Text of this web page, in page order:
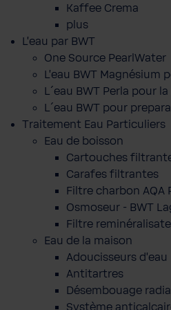
Kaffee Crema
plus
L'eau par BWT
One Source PearlWater
L’eau BWT Magnésium
L´eau BWT Perla pour
L´eau BWT pour
Traitement Eau Particuliers
Eau de boisson
Cartouches
Carafes filtrantes
Filtre charbon AQA
Osmoseur - BWT
Filtre
Eau de la maison
Adoucisseurs d'eau
Antitartres
Désembouage
Système